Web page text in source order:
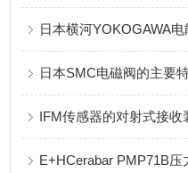
日本SMC电磁阀的主要
IFM传感器的对射式接收
E+HCerabar PMP71B压